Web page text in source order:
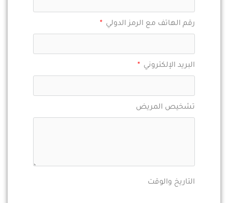
رقم الهاتف مع الرمز الدولي
البريد الإلكتروني
تشخيص المريض
التاريخ والوقت